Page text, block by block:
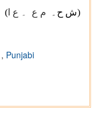
(ش ح۔ م ع ۔ ع ا )
, Punjabi